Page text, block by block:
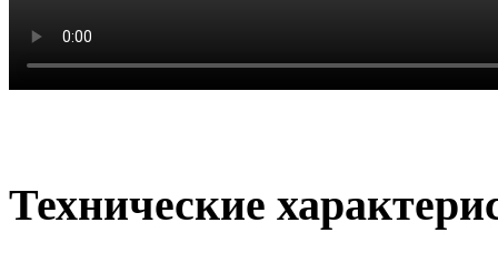
Технические